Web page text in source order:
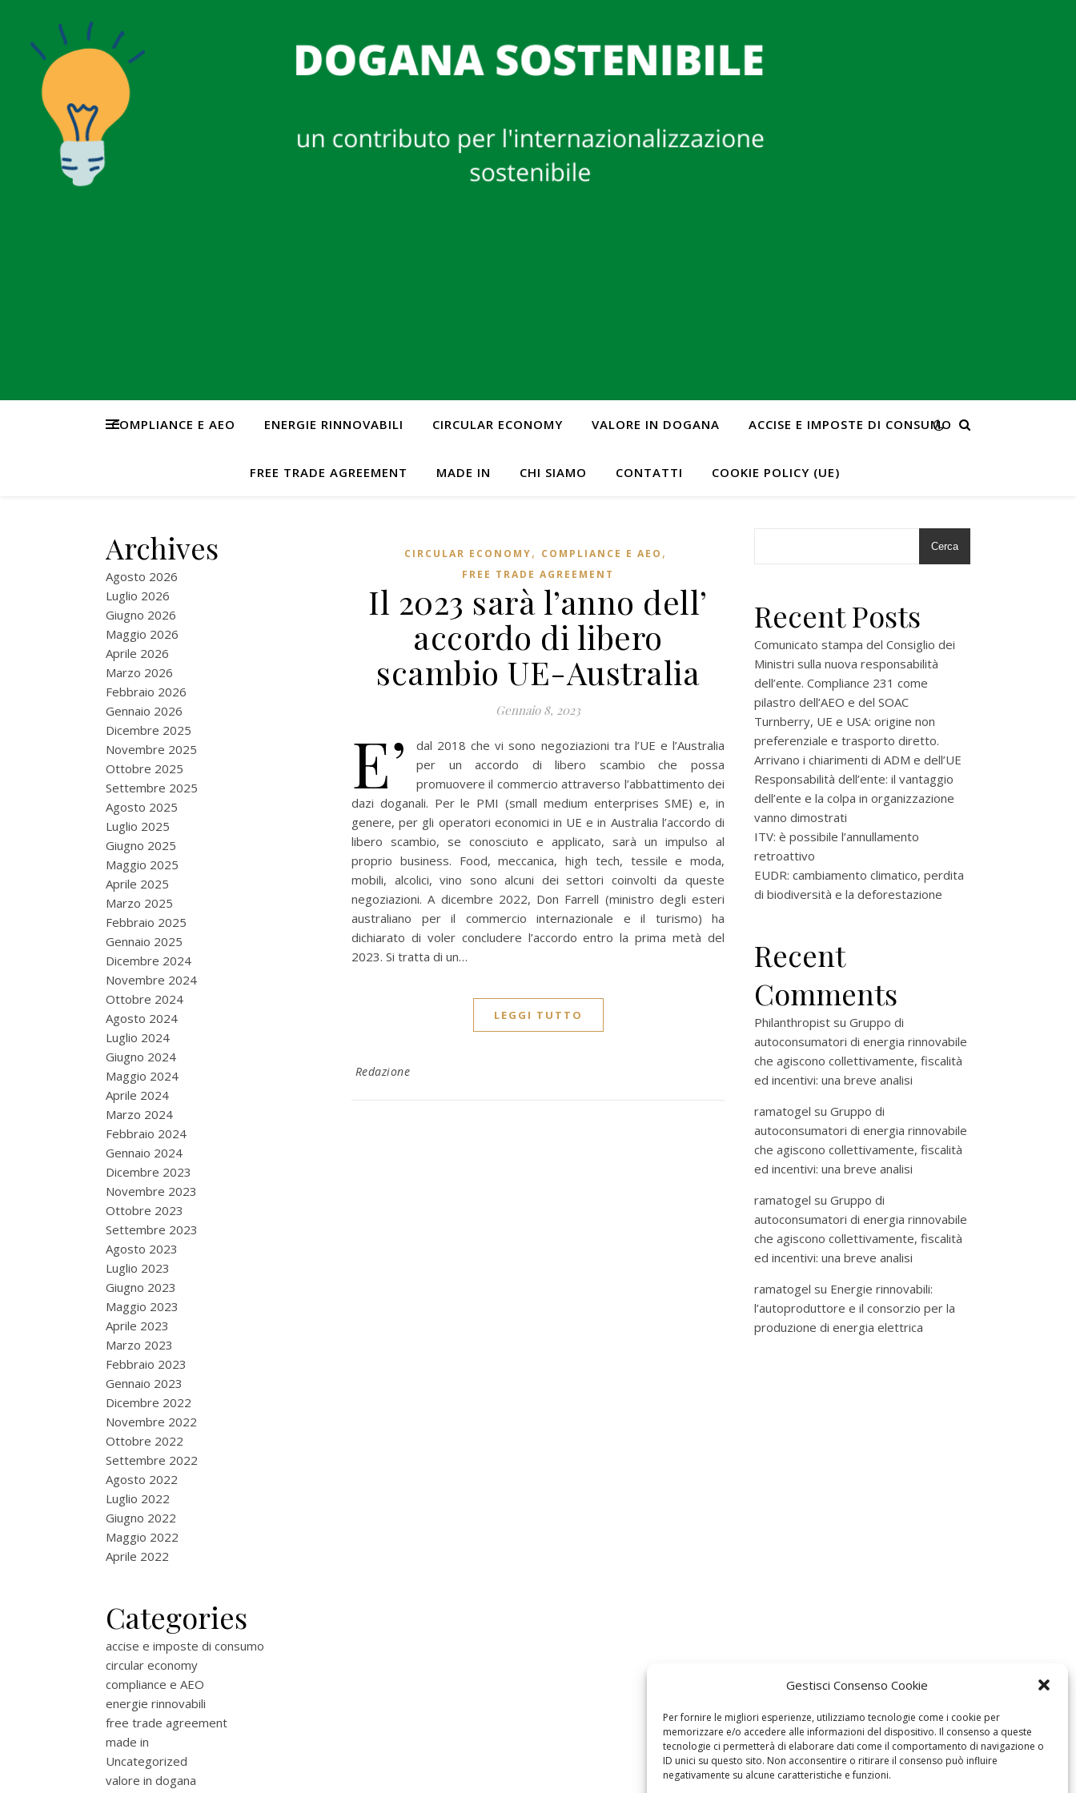
Gestisci Consenso Cookie
Per fornire le migliori esperienze, utilizziamo tecnologie come i cookie per
memorizzare e/o accedere alle informazioni del dispositivo. Il consenso a queste
tecnologie ci permetterà di elaborare dati come il comportamento di navigazione o
ID unici su questo sito. Non acconsentire o ritirare il consenso può influire
negativamente su alcune caratteristiche e funzioni.
COMPLIANCE E AEO ENERGIE RINNOVABILI CIRCULAR ECONOMY VALORE IN DOGANA ACCISE E IMPOSTE DI CONSUMO
FREE TRADE AGREEMENT MADE IN CHI SIAMO CONTATTI COOKIE POLICY (UE)
Archives
Agosto 2026
Luglio 2026
Giugno 2026
Maggio 2026
Aprile 2026
Marzo 2026
Febbraio 2026
Gennaio 2026
Dicembre 2025
Novembre 2025
Ottobre 2025
Settembre 2025
Agosto 2025
Luglio 2025
Giugno 2025
Maggio 2025
Aprile 2025
Marzo 2025
Febbraio 2025
Gennaio 2025
Dicembre 2024
Novembre 2024
Ottobre 2024
Agosto 2024
Luglio 2024
Giugno 2024
Maggio 2024
Aprile 2024
Marzo 2024
Febbraio 2024
Gennaio 2024
Dicembre 2023
Novembre 2023
Ottobre 2023
Settembre 2023
Agosto 2023
Luglio 2023
Giugno 2023
Maggio 2023
Aprile 2023
Marzo 2023
Febbraio 2023
Gennaio 2023
Dicembre 2022
Novembre 2022
Ottobre 2022
Settembre 2022
Agosto 2022
Luglio 2022
Giugno 2022
Maggio 2022
Aprile 2022
Categories
accise e imposte di consumo
circular economy
compliance e AEO
energie rinnovabili
free trade agreement
made in
Uncategorized
valore in dogana
CIRCULAR ECONOMY, COMPLIANCE E AEO ,
FREE TRADE AGREEMENT
Il 2023 sarà l’anno dell’
accordo di libero
scambio UE-Australia
Gennaio 8, 2023
E’
dal 2018 che vi sono negoziazioni tra l’UE e l’Australia
per un accordo di libero scambio che possa
promuovere il commercio attraverso l’abbattimento dei
dazi doganali. Per le PMI (small medium enterprises SME) e, in
genere, per gli operatori economici in UE e in Australia l’accordo di
libero scambio, se conosciuto e applicato, sarà un impulso al
proprio business. Food, meccanica, high tech, tessile e moda,
mobili, alcolici, vino sono alcuni dei settori coinvolti da queste
negoziazioni. A dicembre 2022, Don Farrell (ministro degli esteri
australiano per il commercio internazionale e il turismo) ha
dichiarato di voler concludere l’accordo entro la prima metà del
2023. Si tratta di un…
LEGGI TUTTO
Redazione
Cerca
Recent Posts
Comunicato stampa del Consiglio dei
Ministri sulla nuova responsabilità
dell’ente. Compliance 231 come
pilastro dell’AEO e del SOAC
Turnberry, UE e USA: origine non
preferenziale e trasporto diretto.
Arrivano i chiarimenti di ADM e dell’UE
Responsabilità dell’ente: il vantaggio
dell’ente e la colpa in organizzazione
vanno dimostrati
ITV: è possibile l’annullamento
retroattivo
EUDR: cambiamento climatico, perdita
di biodiversità e la deforestazione
Recent
Comments
Philanthropist su Gruppo di
autoconsumatori di energia rinnovabile
che agiscono collettivamente, fiscalità
ed incentivi: una breve analisi
ramatogel su Gruppo di
autoconsumatori di energia rinnovabile
che agiscono collettivamente, fiscalità
ed incentivi: una breve analisi
ramatogel su Gruppo di
autoconsumatori di energia rinnovabile
che agiscono collettivamente, fiscalità
ed incentivi: una breve analisi
ramatogel su Energie rinnovabili:
l’autoproduttore e il consorzio per la
produzione di energia elettrica